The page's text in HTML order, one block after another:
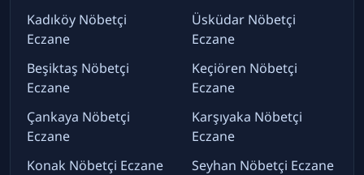
Kadıköy Nöbetçi
Eczane
Beşiktaş Nöbetçi
Eczane
Çankaya Nöbetçi
Eczane
Konak Nöbetçi Eczane
Üsküdar Nöbetçi
Eczane
Keçiören Nöbetçi
Eczane
Karşıyaka Nöbetçi
Eczane
Seyhan Nöbetçi Eczane